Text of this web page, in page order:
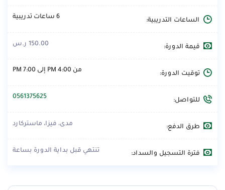
الساعات التدريبية: 6 ساعات تدريبية
قيمة الدورة: 150.00 ر.س
توقيت الدورة: من 4:00 PM إلى 7:00 PM
للتواصل: 0561375625
طرق الدفع: مدى، فيزا، ماستركارد
فترة التسجيل والسداد: تنتهي قبل بداية الدورة بساعة